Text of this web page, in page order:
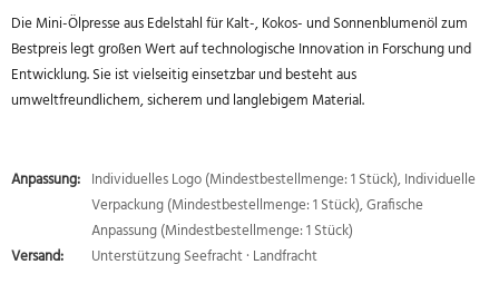
Die Mini-Ölpresse aus Edelstahl für Kalt-, Kokos- und Sonnenblumenöl zum
Bestpreis legt großen Wert auf technologische Innovation in Forschung und
Entwicklung. Sie ist vielseitig einsetzbar und besteht aus
umweltfreundlichem, sicherem und langlebigem Material.
Anpassung: Individuelles Logo (Mindestbestellmenge: 1 Stück), Individuelle
Verpackung (Mindestbestellmenge: 1 Stück), Grafische
Anpassung (Mindestbestellmenge: 1 Stück)
Versand:
Unterstützung Seefracht · Landfracht